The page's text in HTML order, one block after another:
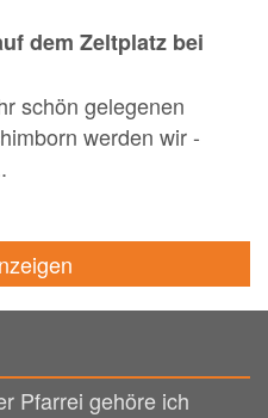
dem Zeltplatz bei
schön gelegenen
werden wir -
Pfarrei gehöre ich